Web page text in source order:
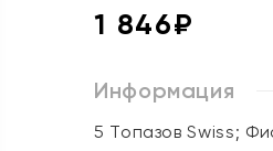
1 846₽
Информация
5 Топазов Swiss;